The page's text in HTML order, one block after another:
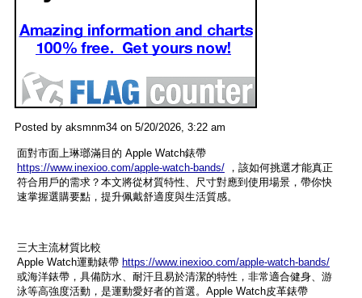
Posted by aksmnm34 on 5/20/2026, 3:22 am
面對市面上琳瑯滿目的 Apple Watch錶帶
https://www.inexioo.com/apple-watch-bands/ ，該如何挑選才能真正
符合用戶的需求？本文將從材質特性、尺寸對應到使用場景，帶你快
速掌握選購要點，提升佩戴舒適度與生活質感。
三大主流材質比較
Apple Watch運動錶帶 https://www.inexioo.com/apple-watch-bands/
或海洋錶帶，具備防水、耐汗且易於清潔的特性，非常適合健身、游
泳等高強度活動，是運動愛好者的首選。Apple Watch皮革錶帶​